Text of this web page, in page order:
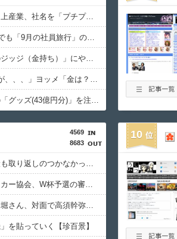
【朗報】プチプチで有名な川上産業、社名を「プチプチ株式会社」に変更ｗｗｗｗｗ
【超悲報】Z新入社員、意地でも「9月の社員旅行」の計画をやらないｗｗｗｗｗ
従姉妹の娘が「ワイニートのジッジ（金持ち）」にやたら会いに来る理由ｗｗｗｗｗ
ワイ「子供2人目欲しいんやが、、、」ヨッメ「金は？育児は？私の仕事は？キャリアは？」
【悲報】週間少年ジャンプの「グッズ(43億円分)」を注文し全てキャンセルした女逮捕ｗｗｗｗｗｗｗｗ
4569
8683
【徹底議論】近代日本史で最も取り返しのつかなかった失敗って何？
【サッカー界激震】韓国サッカー協会、W杯予選の審判に“性接待”していたことが発覚 協会カードの決済明細まで見つかる
【動画】ショートスリーパー堀さん、対面で高須幹弥にキレる ← 睡眠は大事だと話題
を貼っていく【珍百景】
10